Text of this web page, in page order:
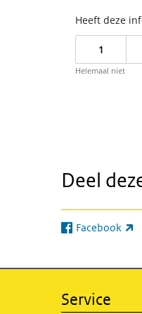
Heeft deze
1
Helemaal niet
Deel
Facebook
(externe link)
Service